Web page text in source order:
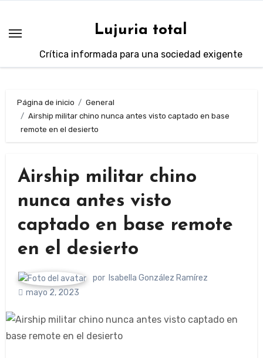
contenido
Lujuria total
Crítica informada para una sociedad exigente
Página de inicio
General
Airship militar chino nunca antes visto captado en base
remote en el desierto
Airship militar chino
nunca antes visto
captado en base remote
en el desierto
por Isabella González Ramírez
mayo 2, 2023